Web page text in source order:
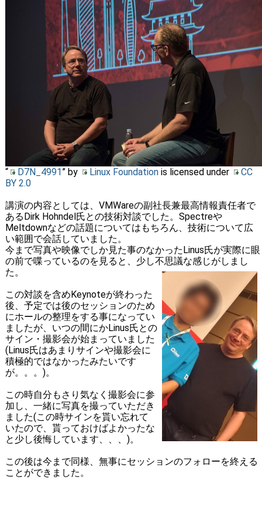
“ D7N_4991 ” by Linux Foundationis licensed under
CC
BY 2.0
講演の内容としては、VMWareの副社長兼最高情報責任者で
あるDirk Hohndel氏との技術対談でした。Spectreや
Meltdownなどの話題についてはもちろん、技術について広
い範囲で会話していました。
今まで写真や映像でしか見た事のなかったLinus氏が実際に眼
の前で喋っているのを見ると、少し不思議な感じがしまし
た。
この対談を含めKeynoteが終わった
後、予定では後のセッションのため
にホールの整理をする事になってい
ましたが、いつの間にかLinus氏との
サイン・撮影会が始まっていました
(Linus氏はあまりサインや撮影会に
積極的ではなかったみたいです
が。。。)。
この時自分もさり気なく撮影会に参
加し、一緒に写真を撮っていただき
ました(この時サインを貰い忘れて
いたので、貰っておけばよかったな
と少し後悔しています、、、)。
この後は今まで同様、無事にセッションのフォローを終える
ことができました。